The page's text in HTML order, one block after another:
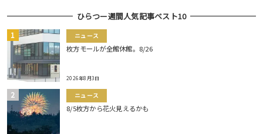
ひらつー週間人気記事ベスト10
ニュース
枚方モールが全館休館。8/26
2026年8月3日
ニュース
8/5枚方から花火見えるかも